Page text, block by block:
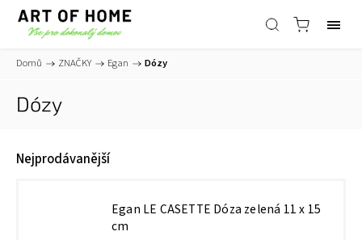
Domů / ZNAČKY / Egan / Dózy
Dózy
Nejprodávanější
Egan LE CASETTE Dóza zelená 11 x 15
cm